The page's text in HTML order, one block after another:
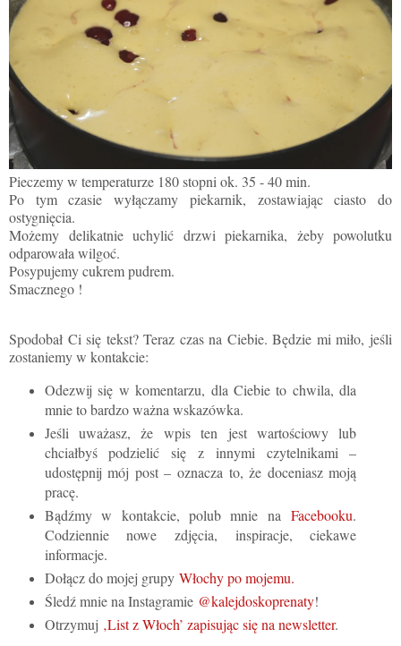
Pieczemy w temperaturze 180 stopni ok. 35 - 40 min.
Po tym czasie wyłączamy piekarnik, zostawiając ciasto do
ostygnięcia.
Możemy delikatnie uchylić drzwi piekarnika, żeby powolutku
odparowała wilgoć.
Posypujemy cukrem pudrem.
Smacznego !
Spodobał Ci się tekst? Teraz czas na Ciebie. Będzie mi miło, jeśli
zostaniemy w kontakcie:
Odezwij się w komentarzu, dla Ciebie to chwila, dla
mnie to bardzo ważna wskazówka.
Jeśli uważasz, że wpis ten jest wartościowy lub
chciałbyś podzielić się z innymi czytelnikami –
udostępnij mój post – oznacza to, że doceniasz moją
pracę.
Bądźmy w kontakcie, polub mnie naFacebooku.
Codziennie nowe zdjęcia, inspiracje, ciekawe
informacje.
Dołącz do mojej grupy Włochy po mojemu.
Śledź mnie na Instagramie @kalejdoskoprenaty!
Otrzymuj ‚List z Włoch’ zapisując się na newsletter.